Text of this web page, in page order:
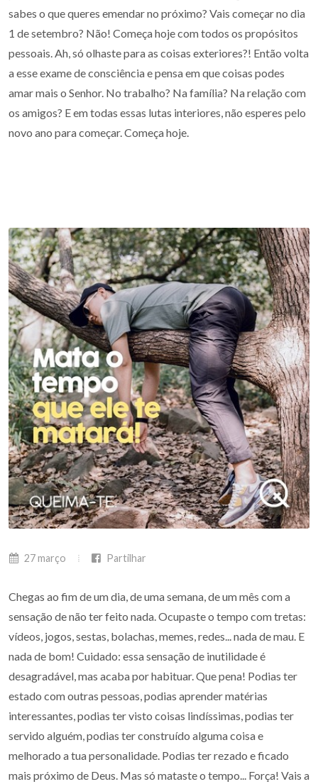
sabes o que queres emendar no próximo? Vais começar no dia
1 de setembro? Não! Começa hoje com todos os propósitos
pessoais. Ah, só olhaste para as coisas exteriores?! Então volta
a esse exame de consciência e pensa em que coisas podes
amar mais o Senhor. No trabalho? Na família? Na relação com
os amigos? E em todas essas lutas interiores, não esperes pelo
novo ano para começar. Começa hoje.
27 março Partilhar
Chegas ao fim de um dia, de uma semana, de um mês com a
sensação de não ter feito nada. Ocupaste o tempo com tretas:
vídeos, jogos, sestas, bolachas, memes, redes... nada de mau. E
nada de bom! Cuidado: essa sensação de inutilidade é
desagradável, mas acaba por habituar. Que pena! Podias ter
estado com outras pessoas, podias aprender matérias
interessantes, podias ter visto coisas lindíssimas, podias ter
servido alguém, podias ter construído alguma coisa e
melhorado a tua personalidade. Podias ter rezado e ficado
mais próximo de Deus. Mas só mataste o tempo... Força! Vais a